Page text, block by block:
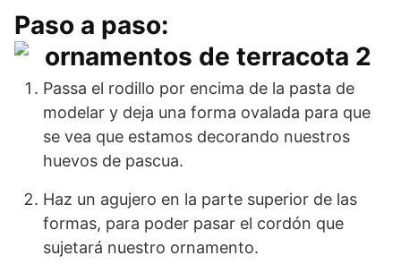
Paso a paso:
Passa el rodillo por encima de la pasta de
modelar y deja una forma ovalada para que
se vea que estamos decorando nuestros
huevos de pascua.
Haz un agujero en la parte superior de las
formas, para poder pasar el cordón que
sujetará nuestro ornamento.